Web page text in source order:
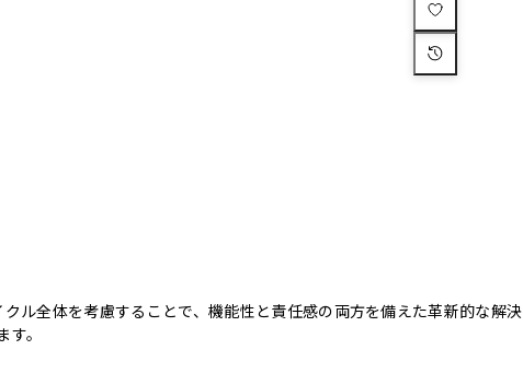
ル全体を考慮することで、機能性と責任感の両方を備えた革新的な解決
。